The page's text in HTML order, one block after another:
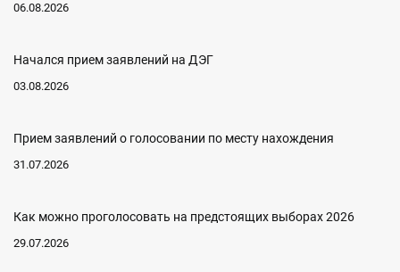
06.08.2026
Начался прием заявлений на ДЭГ
03.08.2026
Прием заявлений о голосовании по месту нахождения
31.07.2026
Как можно проголосовать на предстоящих выборах 2026
29.07.2026